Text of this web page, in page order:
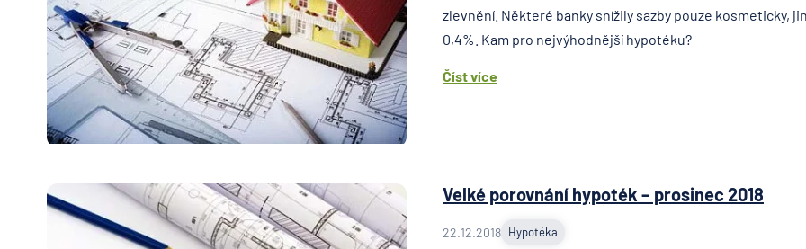
zlevnění. Některé banky snížily sazby pouze kosmeticky,
0,4%. Kam pro nejvýhodnější hypotéku?
Číst více
Velké porovnání hypoték – prosinec 2018
22.12.2018 Hypotéka